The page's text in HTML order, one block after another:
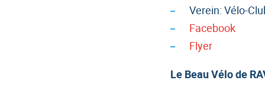
Verein: Vélo-
Facebook
Flyer
Le Beau Vélo de